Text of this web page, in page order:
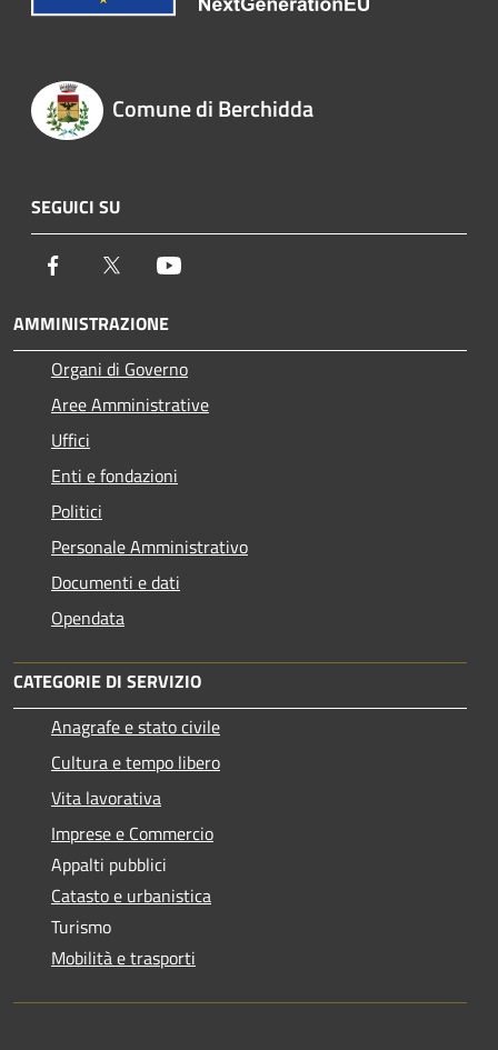
Comune di Berchidda
SEGUICI SU
Facebook Twitter
AMMINISTRAZIONE
Organi di Governo
Aree Amministrative
Uffici
Enti e fondazioni
Politici
Personale Amministrativo
Documenti e dati
Opendata
CATEGORIE DI SERVIZIO
Anagrafe e stato civile
Cultura e tempo libero
Vita lavorativa
Imprese e Commercio
Appalti pubblici
Catasto e urbanistica
Turismo
Mobilità e trasporti